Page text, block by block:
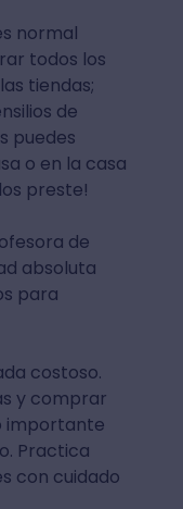
normal
todos los
tiendas;
de
puedes
o en la casa
preste!
de
absoluta
para
costoso.
y comprar
importante
Practica
con cuidado